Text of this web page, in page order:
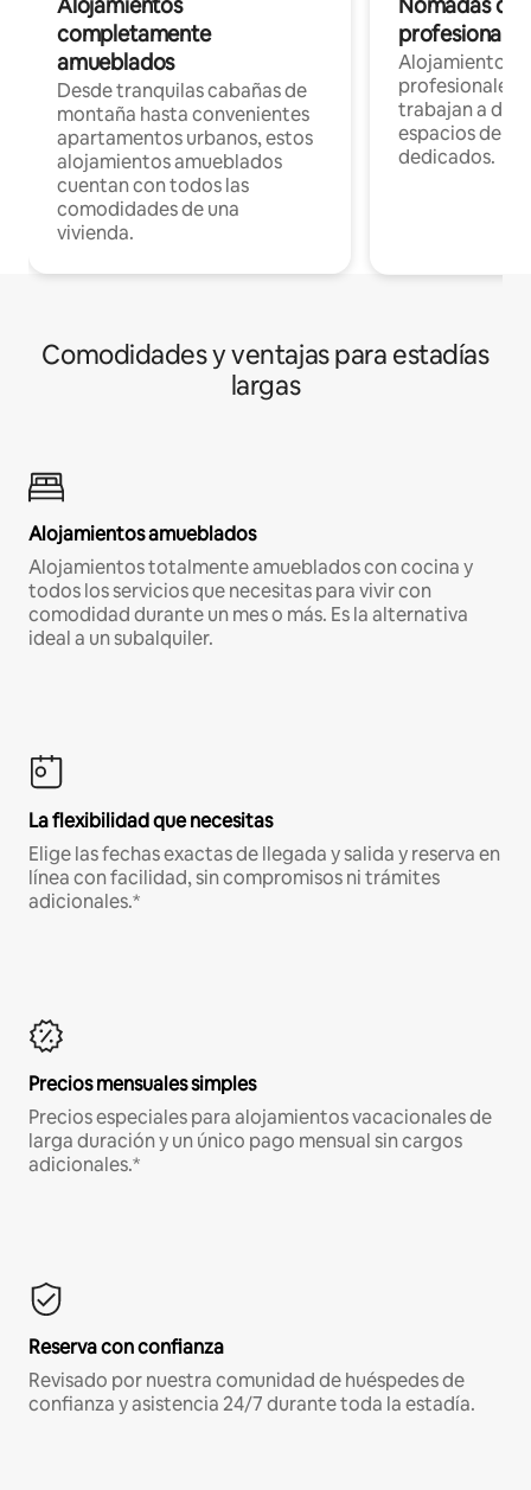
completamente
amueblados
Desde tranquilas cabañas de
montaña hasta convenientes
apartamentos urbanos, estos
alojamientos amueblados
cuentan con todos las
comodidades de una
vivienda.
Alojamientos
profesionales
trabajan a
espacios de
dedicados.
Comodidades y ventajas para estadías
largas
Alojamientos amueblados
Alojamientos totalmente amueblados con cocina y
todos los servicios que necesitas para vivir con
comodidad durante un mes o más. Es la alternativa
ideal a un subalquiler.
La flexibilidad que necesitas
Elige las fechas exactas de llegada y salida y reserva en
línea con facilidad, sin compromisos ni trámites
adicionales.*
Precios mensuales simples
Precios especiales para alojamientos vacacionales de
larga duración y un único pago mensual sin cargos
adicionales.*
Reserva con confianza
Revisado por nuestra comunidad de huéspedes de
confianza y asistencia 24/7 durante toda la estadía.